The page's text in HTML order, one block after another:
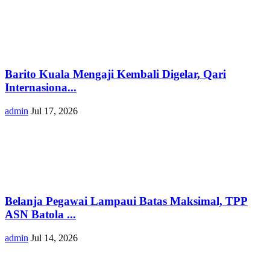
Barito Kuala Mengaji Kembali Digelar, Qari
Internasiona...
admin Jul 17, 2026
Belanja Pegawai Lampaui Batas Maksimal, TPP
ASN Batola ...
admin Jul 14, 2026